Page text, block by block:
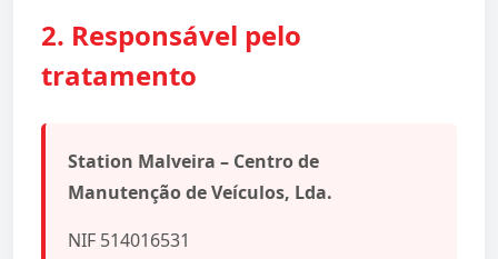
2. Responsável pelo
tratamento
Station Malveira – Centro de
Manutenção de Veículos, Lda.
NIF 514016531